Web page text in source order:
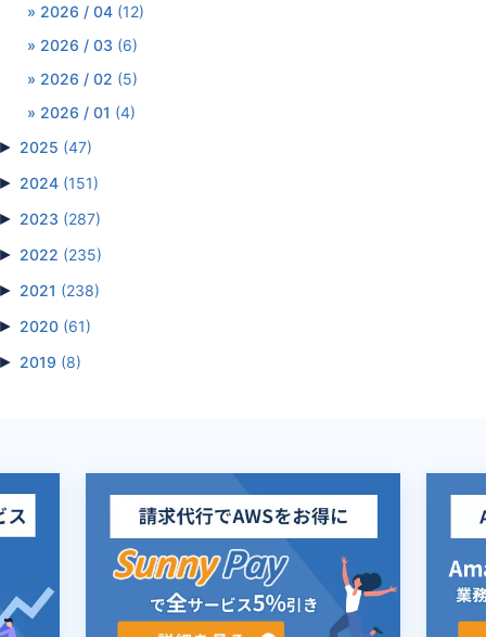
2026 / 04 (12)
2026 / 03 (6)
2026 / 02 (5)
2026 / 01 (4)
2025 (47)
2024 (151)
2023 (287)
2022 (235)
2021 (238)
2020 (61)
2019 (8)